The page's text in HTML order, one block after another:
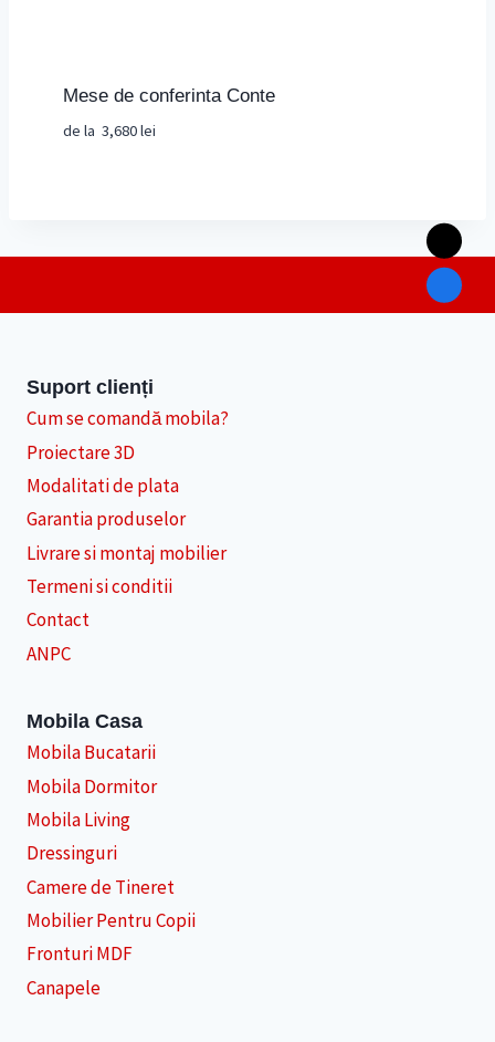
Mese de conferinta Conte
de la 3,680lei
Suport clienți
Cum se comandă mobila?
Proiectare 3D
Modalitati de plata
Garantia produselor
Livrare si montaj mobilier
Termeni si conditii
Contact
ANPC
Mobila Casa
Mobila Bucatarii
Mobila Dormitor
Mobila Living
Dressinguri
Camere de Tineret
Mobilier Pentru Copii
Fronturi MDF
Canapele